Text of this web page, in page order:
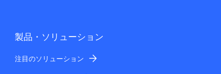
製品・ソリューション
注目のソリューション